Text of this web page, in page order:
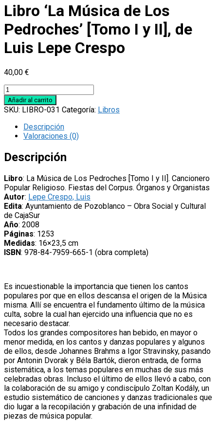
Libro ‘La Música de Los
Pedroches’ [Tomo I y II], de
Luis Lepe Crespo
40,00 €
Libro
'La
Música
Los
Pedroches'
I
y
de
Luis
Lepe
Crespo
cantidad
Añadir al carrito
SKU: LIBRO-031 Categoría: Libros
Descripción
Valoraciones (0)
Descripción
Libro: La Música de Los Pedroches [Tomo I y II]. Cancionero
Popular Religioso. Fiestas del Corpus. Órganos y Organistas
Autor: Lepe Crespo, Luis
Edita: Ayuntamiento de Pozoblanco – Obra Social y Cultural
de CajaSur
Año: 2008
Páginas: 1253
Medidas: 16×23,5 cm
ISBN: 978-84-7959-665-1 (obra completa)
Es incuestionable la importancia que tienen los cantos
populares por que en ellos descansa el origen de la Música
misma. Allí se encuentra el fundamento último de la música
culta, sobre la cual han ejercido una influencia que no es
necesario destacar.
Todos los grandes compositores han bebido, en mayor o
menor medida, en los cantos y danzas populares y algunos
de ellos, desde Johannes Brahms a Igor Stravinsky, pasando
por Antonin Dvorak y Béla Bartók, dieron entrada, de forma
sistemática, a los temas populares en muchas de sus más
celebradas obras. Incluso el último de ellos llevó a cabo, con
la colaboración de su amigo y condiscípulo Zoltan Kodály, un
estudio sistemático de canciones y danzas tradicionales que
dio lugar a la recopilación y grabación de una infinidad de
piezas de música popular.